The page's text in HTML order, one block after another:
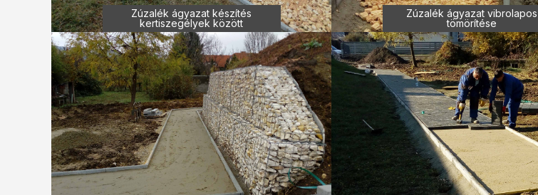
Zúzalék ágyazat készítés
kertiszegélyek között
Zúzalék ágyazat vibrolapos
tömörítése